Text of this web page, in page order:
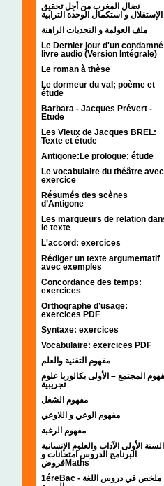
نضال المغرب من أجل تحقيق
الإستقلال و استكمال الوحدة الترابية
ملف العولمة و التحديات الراهنة
Le Dernier jour d'un
livre audio (Version Intégrale)
Le roman à thèse
Le dormeur du val; poème et
étude
Barbara - Jacques Prévert -
Etude
Les Vieux de Jacques BREL:
Texte et étude
Antigone:Le prologue; étude
Le vocabulaire du théâtre avec
exercice
Résumés des scènes
d’Antigone
Les marqueurs de relation
le texte
L'accord: exercices
Rédiger un texte argumentatif
avec exemples
Concordance des temps:
exercices
Orthographe d’usage:
exercices PDF
Syntaxe: exercices
Vocabulaire: exercices PDF
مفهوم التقنية والعلم
المجتمع – الأولى بكالوريا علوم
تجريبية
مفهوم الشغل
مفهوم الوعي و اللاوعي
مفهوم الرغبة
السنة الأولى الآداب والعلوم الإنسانية
البرنامج الدروس امتحانات و
فروضMaths
1éreBac - ملخص في دروس اللغة